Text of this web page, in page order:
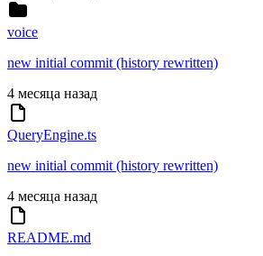
voice
new initial commit (history rewritten)
4 месяца назад
QueryEngine.ts
new initial commit (history rewritten)
4 месяца назад
README.md